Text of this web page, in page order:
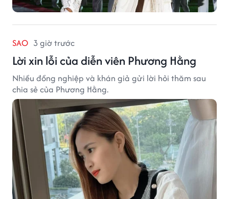
SAO 3 giờ trước
Lời xin lỗi của diễn viên Phương Hằng
Nhiều đồng nghiệp và khán giả gửi lời hỏi thăm sau
chia sẻ của Phương Hằng.